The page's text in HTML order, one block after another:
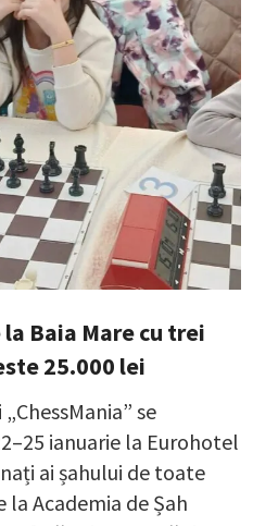
Baia Mare cu trei
25.000 lei
se
ianuarie la Eurohotel
ai șahului de toate
Academia de Șah